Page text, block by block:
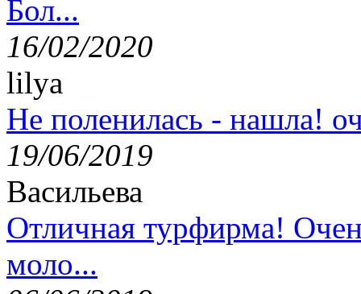
Бол...
16/02/2020
lilya
Не поленилась - нашла!
19/06/2019
Васильева
Отличная турфирма!
моло...